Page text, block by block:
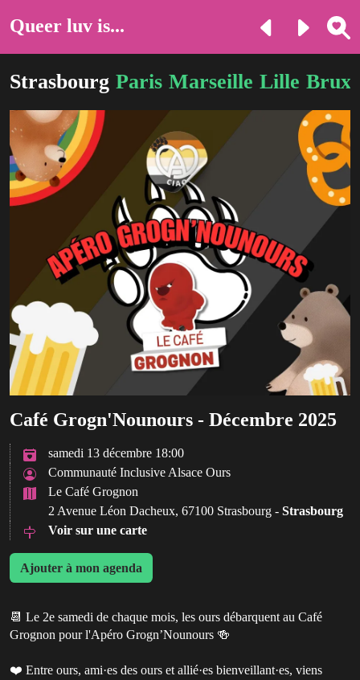
Queer luv is...
Strasbourg Paris Marseille Lille
Café Grogn'Nounours - Décembre 2025
samedi 13 décembre 18:00
Communauté Inclusive Alsace Ours
Le Café Grognon
2 Avenue Léon Dacheux, 67100 Strasbourg - Strasbourg
Voir sur une carte
Ajouter à mon agenda
📆 Le 2e samedi de chaque mois, les ours débarquent au Café
Grognon pour l'Apéro Grogn’Nounours 🍻
❤️ Entre ours, ami·es des ours et allié·es bienveillant·es, viens